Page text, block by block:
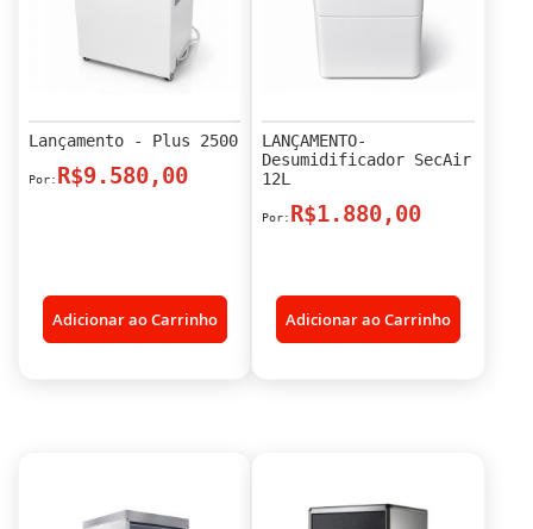
Lançamento - Plus 2500
R$9.580,00
Adicionar ao Carrinho
LANÇAMENTO-
Desumidificador SecAir
12L
R$1.880,00
Adicionar ao Carrinho